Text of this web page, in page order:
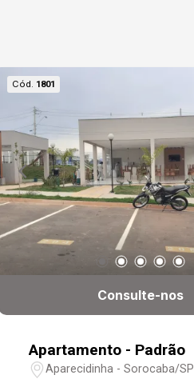
Cód. 1801
Consulte-nos
Apartamento - Padrão
Aparecidinha - Sorocaba/SP